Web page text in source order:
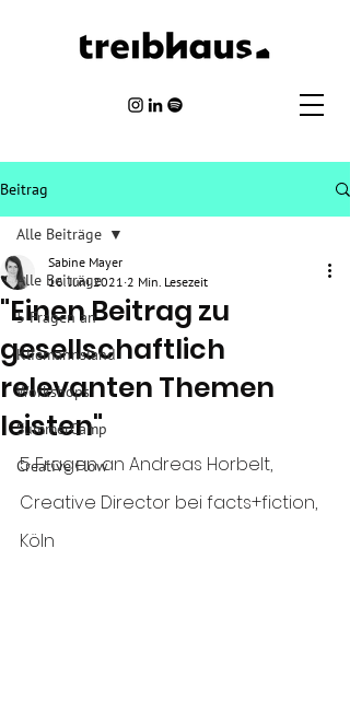
Beitrag
Alle Beiträge
5 Fragen an
Kliemannsland
Workshops
SummerCamp
Creative Flow
Alle Beiträge
"Einen Beitrag zu
gesellschaftlich
relevanten Themen
leisten"
Sabine Mayer
16. Juni 2021 2 Min. Lesezeit
5 Fragen an Andreas Horbelt,
Creative Director bei facts+fiction,
Köln